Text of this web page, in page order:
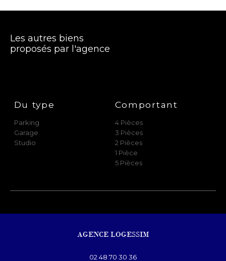
Les autres biens
proposés par l'agence
Du type
Parking
Garage
Studio
Comportant
4 Pièces
3 Pièces
2 Pièces
1 Pièce
5 Pièces
AGENCE LOGESSIM
02 48 70 30 36